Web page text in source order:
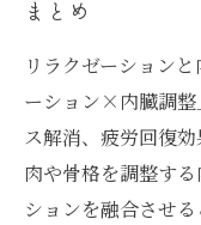
まとめ
リラクゼーション
ーション×内臓調整
ス解消、疲労回復
肉や骨格を調整す
ションを融合させ